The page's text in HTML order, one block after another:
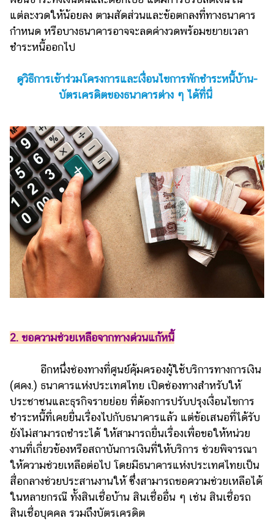
ออนไลน์
ติดต่อ
โฆษณา
ปัญหา
กับ
เรา
แต่ละงวดให้น้อยลง ตามสัดส่วนและข้อตกลงที่ทางธนาคาร
กำหนด หรือบางธนาคารอาจจะลดค่างวดพร้อมขยายเวลา
ชำระหนี้ออกไป
ดูวิธีการเข้าร่วมโครงการและเงื่อนไขการพักชำระหนี้บ้าน-
บัตรเครดิตของธนาคารต่าง ๆ ได้ที่นี่
2. ขอความช่วยเหลือจากทางด่วนแก้หนี้
อีกหนึ่งช่องทางที่ศูนย์คุ้มครองผู้ใช้บริการทางการเงิน
(ศคง.) ธนาคารแห่งประเทศไทย เปิดช่องทางสำหรับให้
ประชาชนและธุรกิจรายย่อย ที่ต้องการปรับปรุงเงื่อนไขการ
ชำระหนี้ที่เคยยื่นเรื่องไปกับธนาคารแล้ว แต่ข้อเสนอที่ได้รับ
ยังไม่สามารถชำระได้ ให้สามารถยื่นเรื่องเพื่อขอให้หน่วย
งานที่เกี่ยวข้องหรือสถาบันการเงินที่ให้บริการ ช่วยพิจารณา
ให้ความช่วยเหลือต่อไป โดยมีธนาคารแห่งประเทศไทยเป็น
สื่อกลางช่วยประสานงานให้ ซึ่งสามารถขอความช่วยเหลือได้
ในหลายกรณี ทั้งสินเชื่อบ้าน สินเชื่ออื่น ๆ เช่น สินเชื่อรถ
สินเชื่อบุคคล รวมถึงบัตรเครดิต